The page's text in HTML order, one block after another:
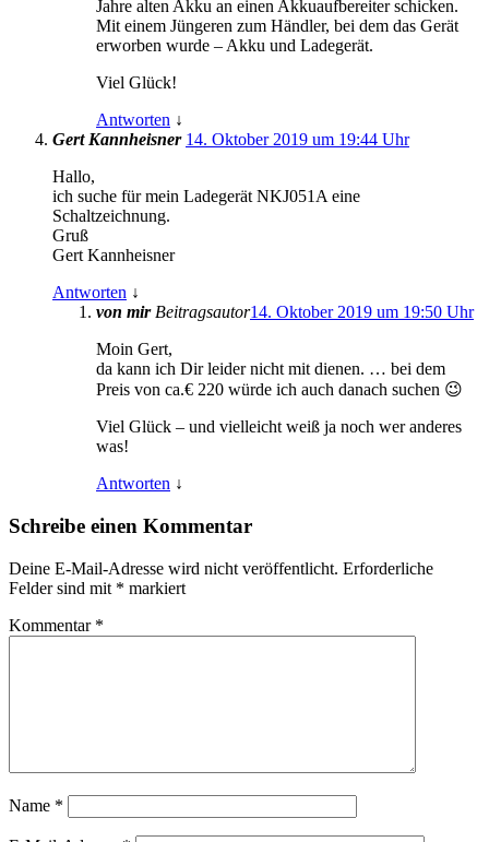
Jahre alten Akku an einen Akkuaufbereiter schicken.
Mit einem Jüngeren zum Händler, bei dem das Gerät
erworben wurde – Akku und Ladegerät.
Viel Glück!
Antworten ↓
Gert Kannheisner 14. Oktober 2019 um 19:44 Uhr
Hallo,
ich suche für mein Ladegerät NKJ051A eine
Schaltzeichnung.
Gruß
Gert Kannheisner
Antworten ↓
von mir Beitragsautor14. Oktober 2019 um 19:50 Uhr
Moin Gert,
da kann ich Dir leider nicht mit dienen. … bei dem
Preis von ca.€ 220 würde ich auch danach suchen 😉
Viel Glück – und vielleicht weiß ja noch wer anderes
was!
Antworten ↓
Schreibe einen Kommentar
Deine E-Mail-Adresse wird nicht veröffentlicht. Erforderliche
Felder sind mit * markiert
Kommentar *
Name *